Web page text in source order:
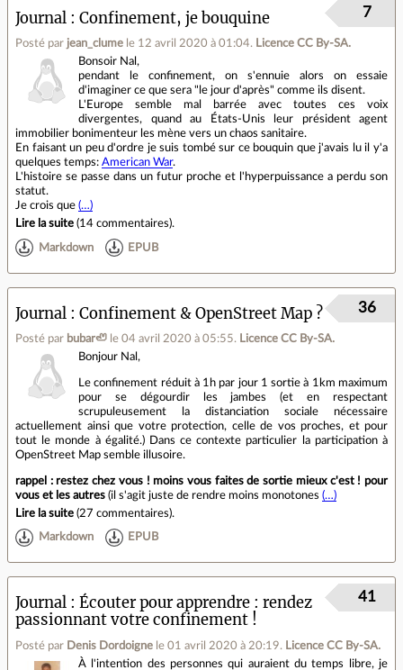
Journal Confinement, je bouquine
Posté par jean_clume le 12 avril 2020 à 01:04. Licence CC By‑SA.
7
Bonsoir Nal,
pendant le confinement, on s'ennuie alors on essaie
d'imaginer ce que sera "le jour d'après" comme ils disent.
L'Europe semble mal barrée avec toutes ces voix
divergentes, quand au États-Unis leur président agent
immobilier bonimenteur les mène vers un chaos sanitaire.
En faisant un peu d'ordre je suis tombé sur ce bouquin que j'avais lu il y'a
quelques temps: American War.
L'histoire se passe dans un futur proche et l'hyperpuissance a perdu son
statut.
Je crois que (…)
Lire la suite (14 commentaires).
Markdown EPUB
Journal Confinement & OpenStreet Map ?
Posté par bubar🦥 le 04 avril 2020 à 05:55. Licence CC By‑SA.
36
Bonjour Nal,
Le confinement réduit à 1h par jour 1 sortie à 1km maximum
pour se dégourdir les jambes (et en respectant
scrupuleusement la distanciation sociale nécessaire
actuellement ainsi que votre protection, celle de vos proches, et pour
tout le monde à égalité.) Dans ce contexte particulier la participation à
OpenStreet Map semble illusoire.
rappel : restez chez vous ! moins vous faites de sortie mieux c'est ! pour
vous et les autres (il s'agit juste de rendre moins monotones (…)
Lire la suite (27 commentaires).
Markdown EPUB
Journal
Écouter pour apprendre : rendez
passionnant votre confinement !
Posté par Denis Dordoigne le 01 avril 2020 à 20:19. Licence CC By‑SA.
41
À l'intention des personnes qui auraient du temps libre, je